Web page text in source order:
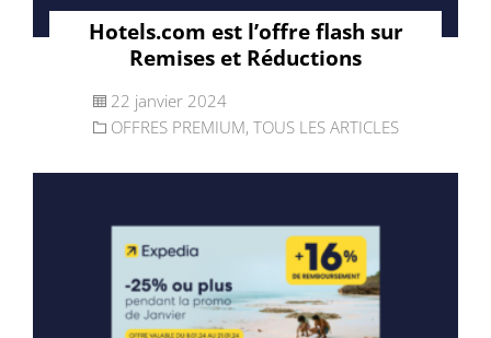
Hotels.com est l’offre flash sur
Remises et Réductions
22 janvier 2024
OFFRES PREMIUM, TOUS LES ARTICLES